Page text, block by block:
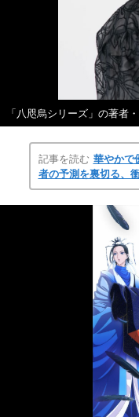
「八咫烏シリーズ」の著者
記事を読む 華やかで
者の予測を裏切る、